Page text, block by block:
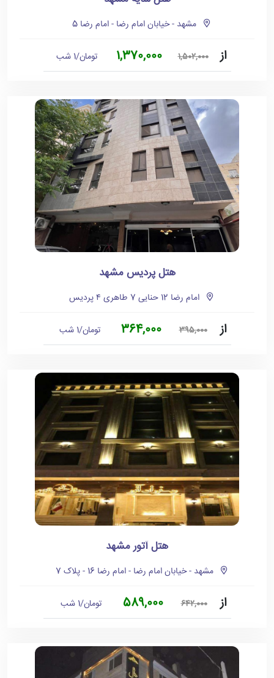
مشهد - خیابان امام رضا - امام رضا 5
از 1,502,000
1,370,000 تومان/1 شب
هتل پردیس مشهد
امام رضا 12 حنایی 7 طاهری ۴ پردیس
از 395,000
364,000 تومان/1 شب
هتل آتور مشهد
مشهد - خیابان امام رضا - امام رضا 16 - پلاک 7
از 642,000
589,000 تومان/1 شب